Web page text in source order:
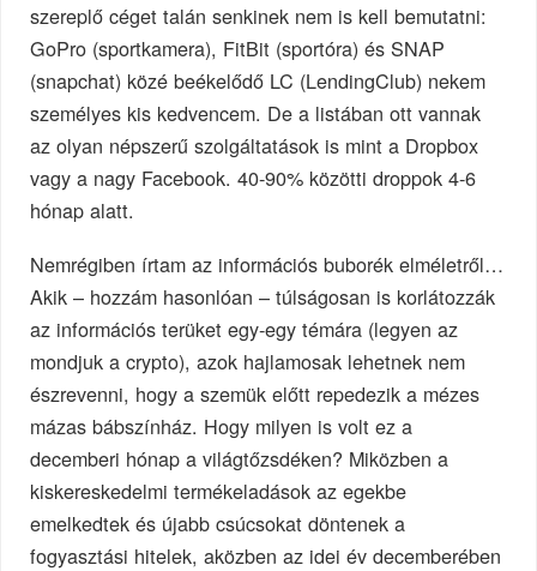
szereplő céget talán senkinek nem is kell bemutatni:
GoPro (sportkamera), FitBit (sportóra) és SNAP
(snapchat) közé beékelődő LC (LendingClub) nekem
személyes kis kedvencem. De a listában ott vannak
az olyan népszerű szolgáltatások is mint a Dropbox
vagy a nagy Facebook. 40-90% közötti droppok 4-6
hónap alatt.
Nemrégiben írtam az információs buborék elméletről…
Akik – hozzám hasonlóan – túlságosan is korlátozzák
az információs terüket egy-egy témára (legyen az
mondjuk a crypto), azok hajlamosak lehetnek nem
észrevenni, hogy a szemük előtt repedezik a mézes
mázas bábszínház. Hogy milyen is volt ez a
decemberi hónap a világtőzsdéken? Miközben a
kiskereskedelmi termékeladások az egekbe
emelkedtek és újabb csúcsokat döntenek a
fogyasztási hitelek, aközben az idei év decemberében